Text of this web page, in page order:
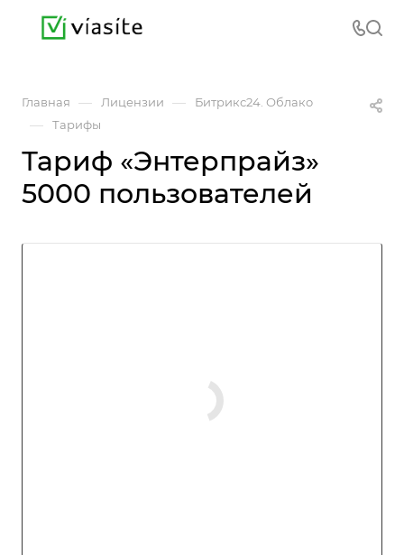
Главная — Лицензии — Битрикс24. Облако
— Тарифы
Тариф «Энтерпрайз»
5000 пользователей